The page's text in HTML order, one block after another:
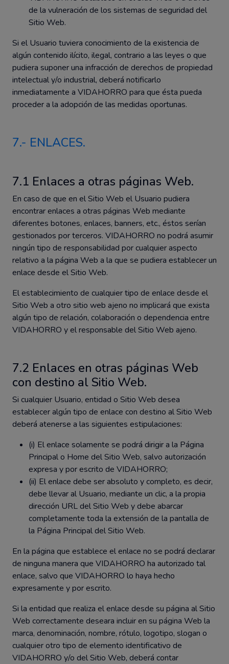
de la vulneración de los sistemas de seguridad del
Sitio Web.
Si el Usuario tuviera conocimiento de la existencia de
algún contenido ilícito, ilegal, contrario a las leyes o que
pudiera suponer una infracción de derechos de propiedad
intelectual y/o industrial, deberá notificarlo
inmediatamente a VIDAHORRO para que ésta pueda
proceder a la adopción de las medidas oportunas.
7.- ENLACES.
7.1 Enlaces a otras páginas Web.
En caso de que en el Sitio Web el Usuario pudiera
encontrar enlaces a otras páginas Web mediante
diferentes botones, enlaces, banners, etc., éstos serían
gestionados por terceros. VIDAHORRO no podrá asumir
ningún tipo de responsabilidad por cualquier aspecto
relativo a la página Web a la que se pudiera establecer un
enlace desde el Sitio Web.
El establecimiento de cualquier tipo de enlace desde el
Sitio Web a otro sitio web ajeno no implicará que exista
algún tipo de relación, colaboración o dependencia entre
VIDAHORRO y el responsable del Sitio Web ajeno.
7.2 Enlaces en otras páginas Web
con destino al Sitio Web.
Si cualquier Usuario, entidad o Sitio Web desea
establecer algún tipo de enlace con destino al Sitio Web
deberá atenerse a las siguientes estipulaciones:
(i) El enlace solamente se podrá dirigir a la Página
Principal o Home del Sitio Web, salvo autorización
expresa y por escrito de VIDAHORRO;
(ii) El enlace debe ser absoluto y completo, es decir,
debe llevar al Usuario, mediante un clic, a la propia
dirección URL del Sitio Web y debe abarcar
completamente toda la extensión de la pantalla de
la Página Principal del Sitio Web.
En la página que establece el enlace no se podrá declarar
de ninguna manera que VIDAHORRO ha autorizado tal
enlace, salvo que VIDAHORRO lo haya hecho
expresamente y por escrito.
Si la entidad que realiza el enlace desde su página al Sitio
Web correctamente deseara incluir en su página Web la
marca, denominación, nombre, rótulo, logotipo, slogan o
cualquier otro tipo de elemento identificativo de
VIDAHORRO y/o del Sitio Web, deberá contar